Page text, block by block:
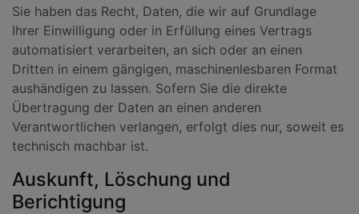
Sie haben das Recht, Daten, die wir auf Grundlage
Ihrer Einwilligung oder in Erfüllung eines Vertrags
automatisiert verarbeiten, an sich oder an einen
Dritten in einem gängigen, maschinenlesbaren Format
aushändigen zu lassen. Sofern Sie die direkte
Übertragung der Daten an einen anderen
Verantwortlichen verlangen, erfolgt dies nur, soweit es
technisch machbar ist.
Auskunft, Löschung und
Berichtigung